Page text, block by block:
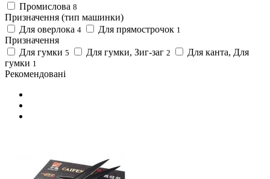
Промислова 8
Призначення (тип машинки)
Для оверлока 4 Для прямострочок 1
Призначення
Для гумки 5 Для гумки, Зиг-заг 2
Для канта, Для
гумки 1
Рекомендовані